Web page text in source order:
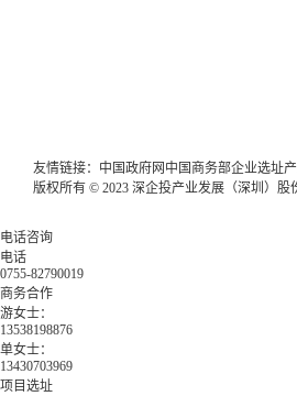
友情链接： 中国政府网 中国商务部企业选址
版权所有 © 2023 深企投产业发展（深圳）股
电话咨询
电话
0755-82790019
商务合作
游女士：
13538198876
单女士：
13430703969
项目选址